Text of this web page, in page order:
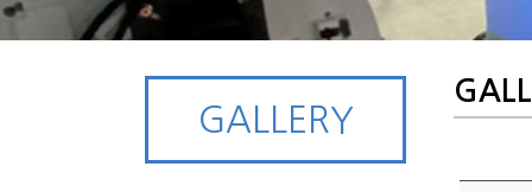
GALLERY